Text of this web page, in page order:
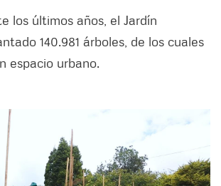
los últimos años, el Jardín
140.981 árboles, de los cuales
espacio urbano.